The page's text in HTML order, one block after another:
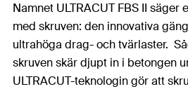
Namnet ULTRACUT FBS II säger
med skruven: den innovativa
ultrahöga drag- och tvärlaster.
skruven skär djupt in i betongen
ULTRACUT-teknologin gör att